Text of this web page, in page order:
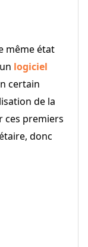
même état
logiciel
certain
de la
ces premiers
donc